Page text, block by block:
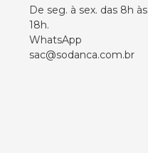
De seg. à sex. das 8h às
18h.
WhatsApp
sac@sodanca.com.br